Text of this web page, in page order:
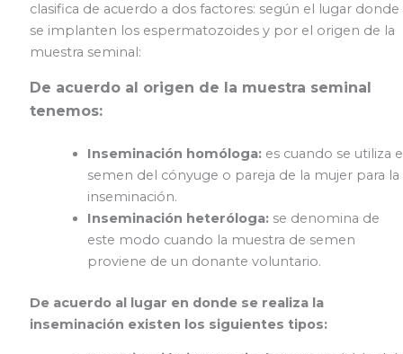
clasifica de acuerdo a dos factores: según el lugar donde
se implanten los espermatozoides y por el origen de la
muestra seminal:
De acuerdo al origen de la muestra seminal
tenemos:
Inseminación homóloga:es cuando se utiliza
semen del cónyuge o pareja de la mujer para la
inseminación.
Inseminación heteróloga:se denomina de
este modo cuando la muestra de semen
proviene de un donante voluntario.
De acuerdo al lugar en donde se realiza la
inseminación existen los siguientes tipos: